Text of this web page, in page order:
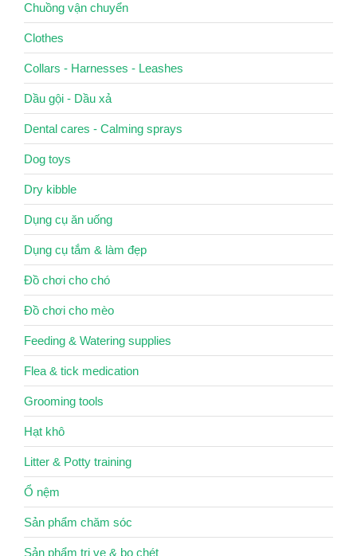
Chuồng vận chuyển
Clothes
Collars - Harnesses - Leashes
Dầu gội - Dầu xả
Dental cares - Calming sprays
Dog toys
Dry kibble
Dụng cụ ăn uống
Dụng cụ tắm & làm đẹp
Đồ chơi cho chó
Đồ chơi cho mèo
Feeding & Watering supplies
Flea & tick medication
Grooming tools
Hạt khô
Litter & Potty training
Ổ nệm
Sản phẩm chăm sóc
Sản phẩm trị ve & bọ chét